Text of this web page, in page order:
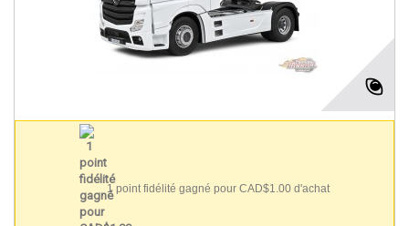
1 point fidélité gagné pour CAD$1.00 d'achat